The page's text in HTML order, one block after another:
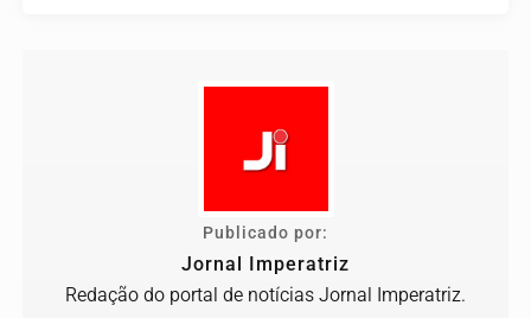
Publicado por:
Jornal Imperatriz
Redação do portal de notícias Jornal Imperatriz.